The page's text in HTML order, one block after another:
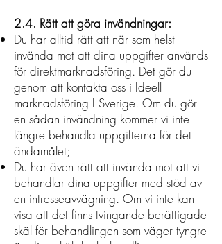
2.4. Rätt att göra invändningar:
Du har alltid rätt att när som helst
invända mot att dina uppgifter används
för direktmarknadsföring. Det gör du
genom att kontakta oss i Ideell
marknadsföring I Sverige. Om du gör
en sådan invändning kommer vi inte
längre behandla uppgifterna för det
ändamålet;
Du har även rätt att invända mot att vi
behandlar dina uppgifter med stöd av
en intresseavvägning. Om vi inte kan
visa att det finns tvingande berättigade
skäl för behandlingen som väger tyngre